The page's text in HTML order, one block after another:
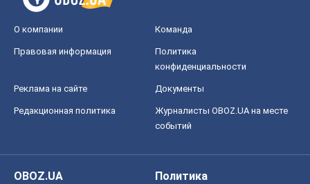
О компании Команда
Правовая информация
Политика
конфиденциальности
Реклама на сайте Документы
Редакционная политика
Журналисты OBOZ.UA на месте
событий
OBOZ.UA
Политика